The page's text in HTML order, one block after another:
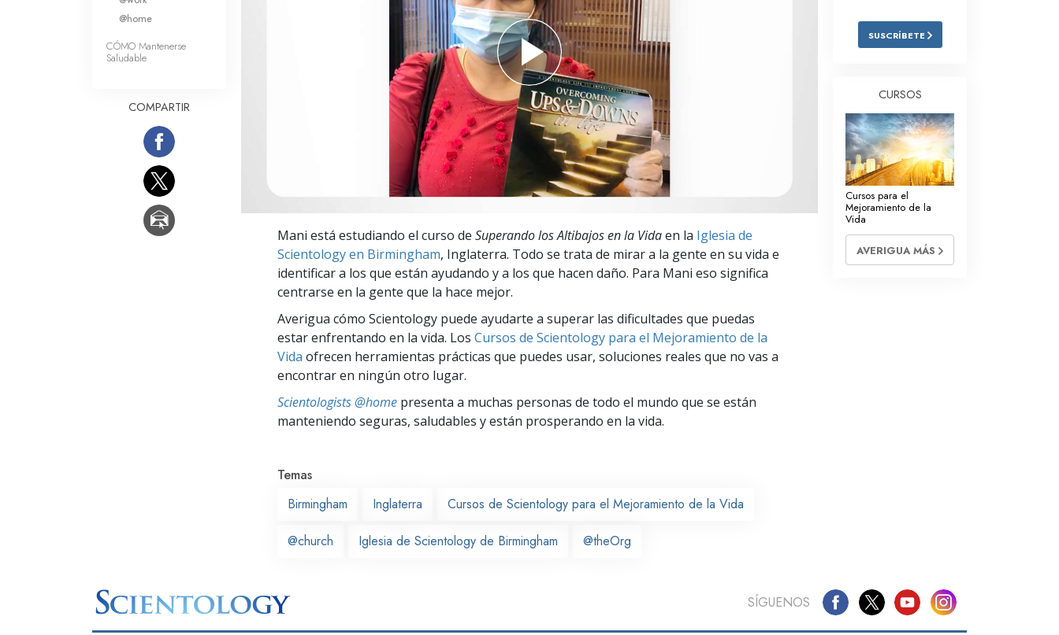
Amor y Odio: ¿Qué es Grandeza?
Respuestas a las Drogas
La Causa de la Supresión
Investigaciones
Los Fundamentos de la Organización
Los Fundamentos de las Relaciones
Públicas
Mani está estudiando el curso de Superando los Altibajos en la Vidaen la Iglesia de
Scientology en Birmingham, Inglaterra. Todo se trata de mirar a la gente en su vida e
identificar a los que están ayudando y a los que hacen daño. Para Mani eso significa
centrarse en la gente que la hace mejor.
Averigua cómo Scientology puede ayudarte a superar las dificultades que puedas
estar enfrentando en la vida. Los Cursos de Scientology para el Mejoramiento de la
Vida ofrecen herramientas prácticas que puedes usar, soluciones reales que no vas a
encontrar en ningún otro lugar.
Scientologists @home presenta a muchas personas de todo el mundo que se están
manteniendo seguras, saludables y están prosperando en la vida.
Temas
Birmingham
Inglaterra Cursos de Scientology para el Mejoramiento de la Vida
@church Iglesia de Scientology de Birmingham @theOrg
@home
CÓMO Mantenerse
Saludable
COMPARTIR
SUSCRÍBETE
CURSOS
Cursos para el
Mejoramiento de la
Vida
AVERIGUA MÁS
SÍGUENOS